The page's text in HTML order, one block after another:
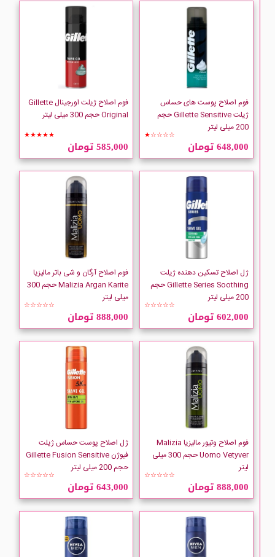
CLIVEN
Collistar
COMEON
comfort zone
Farben
GARNIER
Gillette
Inglish
Intesa
LOREAL
Lotto
Malizia
NIVEA
STELO
فوم اصلاح پوست های حساس
ژیلت Gillette Sensitive حجم
200 میلی لیتر
★☆☆☆☆
648,000 تومان
فوم اصلاح ژیلت اورجینال Gillette
Original حجم 300 میلی لیتر
★★★★★
585,000 تومان
ژل اصلاح تسکین دهنده ژیلت
Gillette Series Soothing حجم
200 میلی لیتر
☆☆☆☆☆
602,000 تومان
فوم اصلاح آرگان و شی باتر مالیزیا
Malizia Argan Karite حجم 300
میلی لیتر
☆☆☆☆☆
888,000 تومان
فوم اصلاح وتیور مالیزیا Malizia
Uomo Vetyver حجم 300 میلی
لیتر
☆☆☆☆☆
888,000 تومان
ژل اصلاح پوست حساس ژیلت
فیوژن Gillette Fusion Sensitive
حجم 200 میلی لیتر
☆☆☆☆☆
643,000 تومان